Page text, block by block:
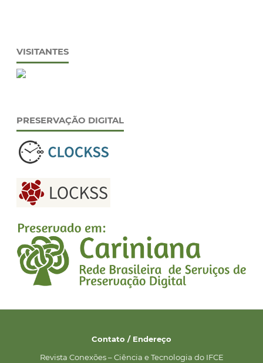
VISITANTES
PRESERVAÇÃO DIGITAL
Contato / Endereço
Revista Conexões – Ciência e Tecnologia do IFCE